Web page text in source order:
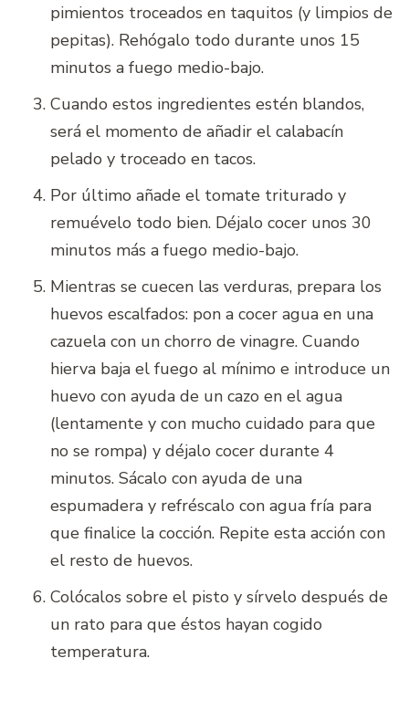
pimientos troceados en taquitos (y limpios de
pepitas). Rehógalo todo durante unos 15
minutos a fuego medio-bajo.
Cuando estos ingredientes estén blandos,
será el momento de añadir el calabacín
pelado y troceado en tacos.
Por último añade el tomate triturado y
remuévelo todo bien. Déjalo cocer unos 30
minutos más a fuego medio-bajo.
Mientras se cuecen las verduras, prepara los
huevos escalfados: pon a cocer agua en una
cazuela con un chorro de vinagre. Cuando
hierva baja el fuego al mínimo e introduce un
huevo con ayuda de un cazo en el agua
(lentamente y con mucho cuidado para que
no se rompa) y déjalo cocer durante 4
minutos. Sácalo con ayuda de una
espumadera y refréscalo con agua fría para
que finalice la cocción. Repite esta acción con
el resto de huevos.
Colócalos sobre el pisto y sírvelo después de
un rato para que éstos hayan cogido
temperatura.